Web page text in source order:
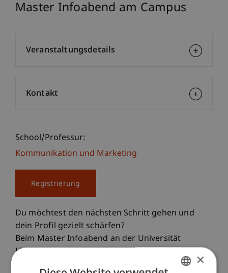
Master Infoabend am Campus
School/Professur:
Kommunikation und Marketing
Registrierung
Du möchtest den nächsten Schritt gehen und
dein Profil gezielt schärfen?
Beim Master Infoabend an der Universität
Liechtenstein lernst du unsere vier
Masterstudiengänge persönlich kennen und
Veranstaltungsdetails
Kontakt
×